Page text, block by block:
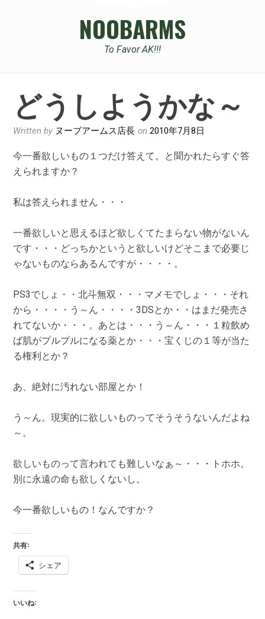
NOOBARMS
To Favor AK!!!
どうしようかな～
Written by ヌーブアームス店長 on2010年7月8日
今一番欲しいもの１つだけ答えて。と聞かれたらすぐ答
えられますか？
私は答えられません・・・
一番欲しいと思えるほど欲しくてたまらない物がないん
です・・・どっちかというと欲しいけどそこまで必要じ
ゃないものならあるんですが・・・・。
PS3でしょ・・北斗無双・・・マメモでしょ・・・それ
から・・・・う～ん・・・・3DSとか・・はまだ発売さ
れてないか・・・。あとは・・・う～ん・・・１粒飲め
ば肌がプルプルになる薬とか・・・宝くじの１等が当た
る権利とか？
あ、絶対に汚れない部屋とか！
う～ん。現実的に欲しいものってそうそうないんだよね
～。
欲しいものって言われても難しいなぁ～・・・トホホ。
別に永遠の命も欲しくないし。
今一番欲しいもの！なんですか？
共有:
シェア
いいね: